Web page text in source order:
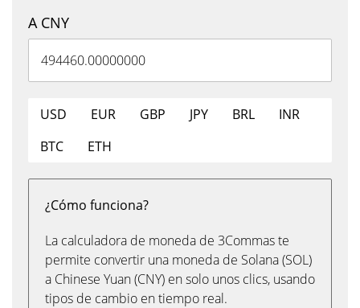
A CNY
USD EUR GBP JPY BRL
INR
BTC
ETH
¿Cómo funciona?
La calculadora de moneda de 3Commas te
permite convertir una moneda de Solana (SOL)
a Chinese Yuan (CNY) en solo unos clics, usando
tipos de cambio en tiempo real.